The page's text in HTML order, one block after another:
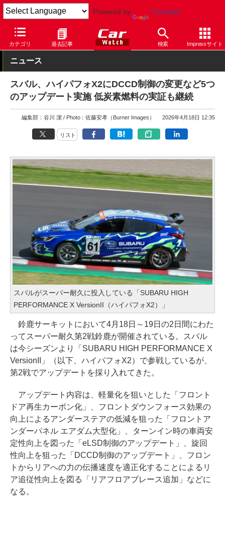
Powered by Translate
カテゴリ 過去記事 検索 Impressサイト
Car Watch 自動車 スバル
ニュース
スバル、ハイパフォX2にDCCD制御の変更など5つ
のアップデート実施 低炭素燃料の実証も継続
編集部：谷川 潔 Photo：佐藤安孝（Burner Images） 2026年4月18日 12:35
リスト
スバルがスーパー耐久に投入している「SUBARU HIGH
PERFORMANCE X VersionII（ハイパフォX2）」
鈴鹿サーキットにおいて4月18日～19日の2日間にわた
ってスーパー耐久第2戦鈴鹿が開催されている。スバル
は今シーズンより「SUBARU HIGH PERFORMANCE X
VersionII」（以下、ハイパフォX2）で参戦しているが、
第2戦でアップデートを採り入れてきた。
アップデート内容は、軽量化を狙いとした「フロント
ドア再生カーボン化」、フロントダウンフォース効果の
向上によるアンダーステアの低減を狙った「フロントア
ンダーパネル エアダム大型化」、ターンイン時の車両安
定性向上を図った「eLSD制御のアップデート」、旋回
性向上を狙った「DCCD制御のアップデート」、フロン
トからリアへの力の伝播速度を適正化することによるリ
ア追従性向上を図る「リアフロアブレース追加」などに
なる。